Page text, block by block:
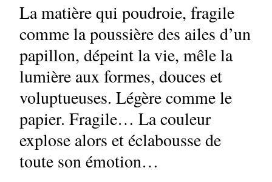
La matière qui poudroie, fragile
comme la poussière des ailes d’un
papillon, dépeint la vie, mêle la
lumière aux formes, douces et
voluptueuses. Légère comme le
papier. Fragile… La couleur
explose alors et éclabousse de
toute son émotion…